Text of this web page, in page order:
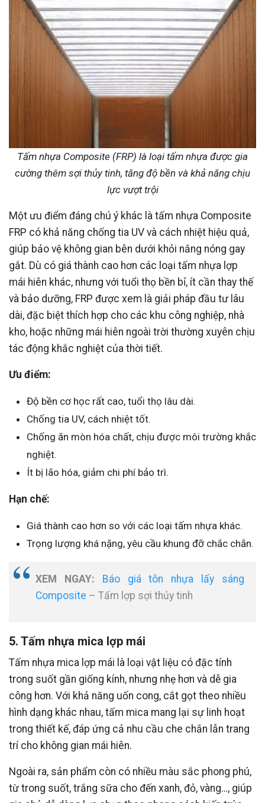
Tấm nhựa Composite (FRP) là loại tấm nhựa được gia
cường thêm sợi thủy tinh, tăng độ bền và khả năng chịu
lực vượt trội
Một ưu điểm đáng chú ý khác là tấm nhựa Composite
FRP có khả năng chống tia UV và cách nhiệt hiệu quả,
giúp bảo vệ không gian bên dưới khỏi nắng nóng gay
gắt. Dù có giá thành cao hơn các loại tấm nhựa lợp
mái hiên khác, nhưng với tuổi thọ bền bỉ, ít cần thay thế
và bảo dưỡng, FRP được xem là giải pháp đầu tư lâu
dài, đặc biệt thích hợp cho các khu công nghiệp, nhà
kho, hoặc những mái hiên ngoài trời thường xuyên chịu
tác động khắc nghiệt của thời tiết.
Ưu điểm:
Độ bền cơ học rất cao, tuổi thọ lâu dài.
Chống tia UV, cách nhiệt tốt.
Chống ăn mòn hóa chất, chịu được môi trường khắc
nghiệt.
Ít bị lão hóa, giảm chi phí bảo trì.
Hạn chế:
Giá thành cao hơn so với các loại tấm nhựa khác.
Trọng lượng khá nặng, yêu cầu khung đỡ chắc chắn.
XEM NGAY: Báo giá tôn nhựa lấy sáng
Composite – Tấm lợp sợi thủy tinh
5. Tấm nhựa mica lợp mái
Tấm nhựa mica lợp mái là loại vật liệu có đặc tính
trong suốt gần giống kính, nhưng nhẹ hơn và dễ gia
công hơn. Với khả năng uốn cong, cắt gọt theo nhiều
hình dạng khác nhau, tấm mica mang lại sự linh hoạt
trong thiết kế, đáp ứng cả nhu cầu che chắn lẫn trang
trí cho không gian mái hiên.
Ngoài ra, sản phẩm còn có nhiều màu sắc phong phú,
từ trong suốt, trắng sữa cho đến xanh, đỏ, vàng…, giúp